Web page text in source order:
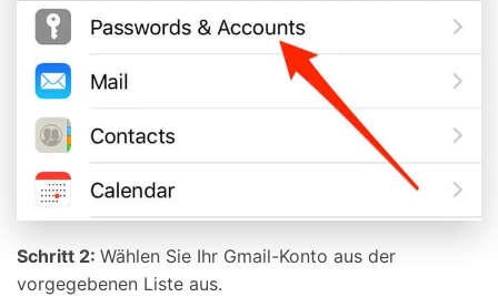
Schritt 2: Wählen Sie Ihr Gmail-Konto aus der
vorgegebenen Liste aus.